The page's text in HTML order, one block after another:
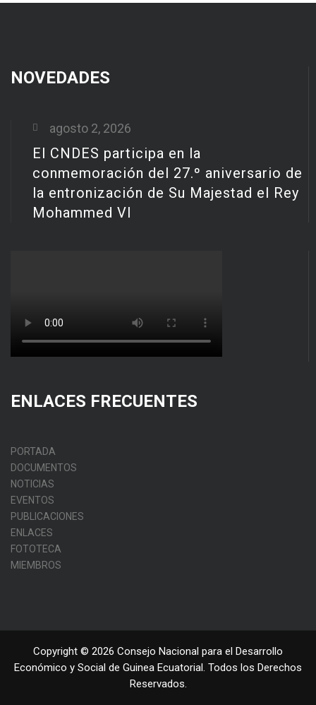
NOVEDADES
agosto 2, 2026
El CNDES participa en la
conmemoración del 27.º aniversario de
la entronización de Su Majestad el Rey
Mohammed VI
ENLACES FRECUENTES
PORTADA
DOCUMENTOS
NOTICIAS
EVENTOS
PUBLICACIONES
ENLACES
FOTOTECA
MIEMBROS
Copyright © 2026 Consejo Nacional para el Desarrollo
Económico y Social de Guinea Ecuatorial. Todos los Derechos
Reservados.